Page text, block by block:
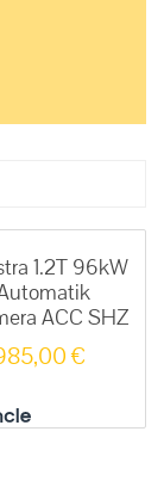
1.2T 96kW
ACC SHZ
€